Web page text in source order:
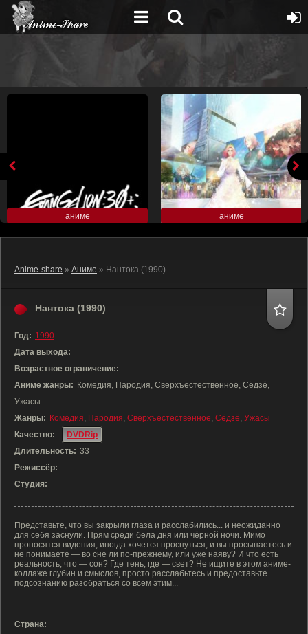
аниме аниме
Anime-share » Аниме » Нантока (1990)
Нантока (1990)
Год: 1990
Дата выхода:
Возрастное ограничение:
Аниме жанры: Комедия, Пародия, Сверхъестественное, Сёдзё,
Ужасы
Жанры: Комедия, Пародия, Сверхъестественное, Сёдзё, Ужасы
Качество:
DVDRip
Длительность: 33
Режиссёр:
Студия:
Представьте, что вы закрыли глаза и расслабились... и неожиданно
для себя заснули. Прям среди бела дня или чёрной ночи. Мимо
проносятся видения, иногда хочется проснуться, и вы просыпаетесь и
не понимаете — во сне ли по-прежнему, или уже наяву? И что есть
реальность, что — сон? Где тень, где — свет? Не ищите в этом аниме-
коллаже глубин и смыслов, просто расслабьтесь и предоставьте
подсознанию разобраться со всем этим...
Страна: